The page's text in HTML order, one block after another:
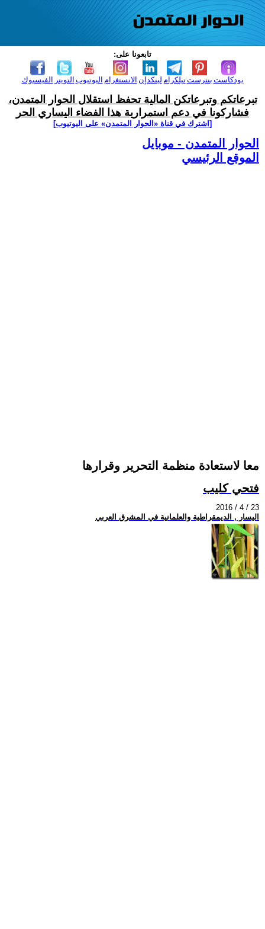
تابعونا على:
الفيسبوك التويتر اليوتيوب الانستغرام لينكدإن تيلكرامبنترست بودكاست
تبرعاتكم وتبرعاتكن المالية تحفظ استقلال الحوار المتمدن،
فشاركونا في دعم استمرارية هذا الفضاء اليساري الحر
[اشترك في قناة ‫«الحوار المتمدن» على اليوتيوب]
الحوار المتمدن - موبايل
الموقع الرئيسي
معا لاستعادة منظمة التحرير وقرارها
فتحي كليب
2016 / 4 / 23
اليسار , الديمقراطية والعلمانية في المشرق العربي